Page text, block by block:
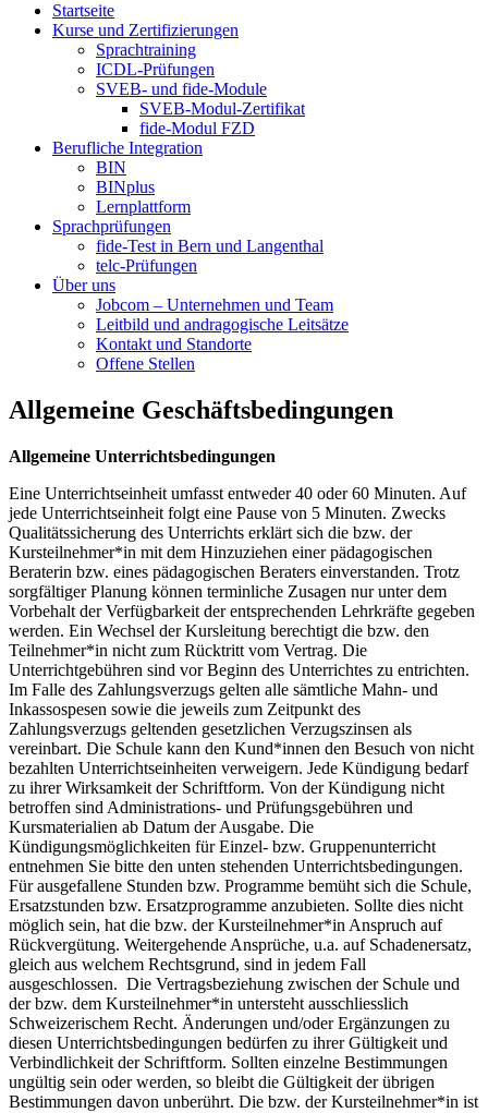
Startseite
Kurse und Zertifizierungen
Sprachtraining
ICDL-Prüfungen
SVEB- und fide-Module
SVEB-Modul-Zertifikat
fide-Modul FZD
Berufliche Integration
BIN
BINplus
Lernplattform
Sprachprüfungen
fide-Test in Bern und Langenthal
telc-Prüfungen
Über uns
Jobcom – Unternehmen und Team
Leitbild und andragogische Leitsätze
Kontakt und Standorte
Offene Stellen
Allgemeine Geschäftsbedingungen
Allgemeine Unterrichtsbedingungen
Eine Unterrichtseinheit umfasst entweder 40 oder 60 Minuten. Auf
jede Unterrichtseinheit folgt eine Pause von 5 Minuten. Zwecks
Qualitätssicherung des Unterrichts erklärt sich die bzw. der
Kursteilnehmer*in mit dem Hinzuziehen einer pädagogischen
Beraterin bzw. eines pädagogischen Beraters einverstanden. Trotz
sorgfältiger Planung können terminliche Zusagen nur unter dem
Vorbehalt der Verfügbarkeit der entsprechenden Lehrkräfte gegeben
werden. Ein Wechsel der Kursleitung berechtigt die bzw. den
Teilnehmer*in nicht zum Rücktritt vom Vertrag. Die
Unterrichtgebühren sind vor Beginn des Unterrichtes zu entrichten.
Im Falle des Zahlungsverzugs gelten alle sämtliche Mahn- und
Inkassospesen sowie die jeweils zum Zeitpunkt des
Zahlungsverzugs geltenden gesetzlichen Verzugszinsen als
vereinbart. Die Schule kann den Kund*innen den Besuch von nicht
bezahlten Unterrichtseinheiten verweigern. Jede Kündigung bedarf
zu ihrer Wirksamkeit der Schriftform. Von der Kündigung nicht
betroffen sind Administrations- und Prüfungsgebühren und
Kursmaterialien ab Datum der Ausgabe. Die
Kündigungsmöglichkeiten für Einzel- bzw. Gruppenunterricht
entnehmen Sie bitte den unten stehenden Unterrichtsbedingungen.
Für ausgefallene Stunden bzw. Programme bemüht sich die Schule,
Ersatzstunden bzw. Ersatzprogramme anzubieten. Sollte dies nicht
möglich sein, hat die bzw. der Kursteilnehmer*in Anspruch auf
Rückvergütung. Weitergehende Ansprüche, u.a. auf Schadenersatz,
gleich aus welchem Rechtsgrund, sind in jedem Fall
ausgeschlossen. Die Vertragsbeziehung zwischen der Schule und
der bzw. dem Kursteilnehmer*in untersteht ausschliesslich
Schweizerischem Recht. Änderungen und/oder Ergänzungen zu
diesen Unterrichtsbedingungen bedürfen zu ihrer Gültigkeit und
Verbindlichkeit der Schriftform. Sollten einzelne Bestimmungen
ungültig sein oder werden, so bleibt die Gültigkeit der übrigen
Bestimmungen davon unberührt. Die bzw. der Kursteilnehmer*in ist